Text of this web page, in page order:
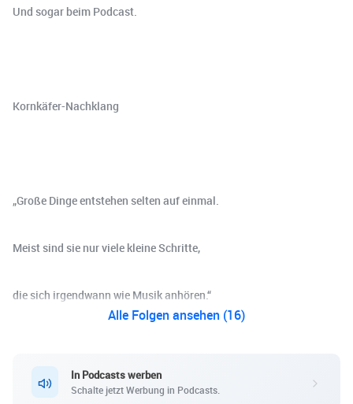
Und sogar beim Podcast.
Kornkäfer-Nachklang
„Große Dinge entstehen selten auf einmal.
Meist sind sie nur viele kleine Schritte,
die sich irgendwann wie Musik anhören.“
Alle Folgen ansehen (16)
In Podcasts werben
Schalte jetzt Werbung in Podcasts.